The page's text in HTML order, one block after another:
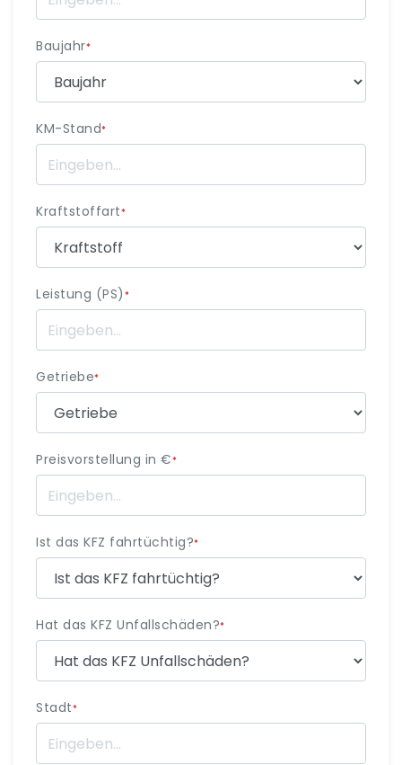
Baujahr*
KM-Stand*
Kraftstoffart*
Leistung (PS) *
Getriebe*
Preisvorstellung in €*
Ist das KFZ fahrtüchtig?*
Hat das KFZ Unfallschäden?*
Stadt*